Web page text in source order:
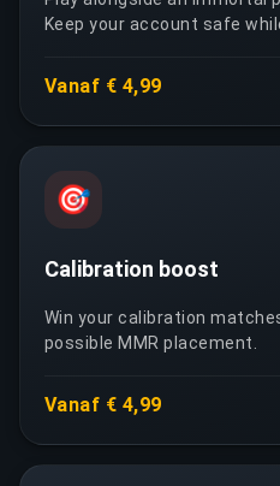
Keep your account safe
Vanaf € 4,99
🎯
Calibration boost
Win your calibration
possible MMR placement.
Vanaf € 4,99